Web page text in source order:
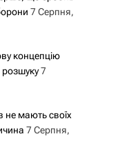
7 Серпня,
концепцію
розшуку 7
не мають своїх
7 Серпня,